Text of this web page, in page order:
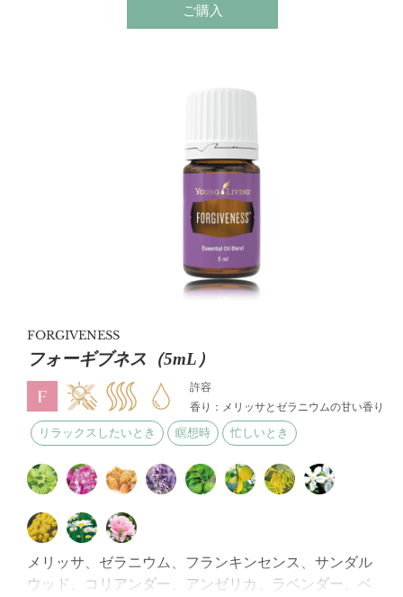
ご購入
FORGIVENESS
フォーギブネス（5mL）
許容
香り：メリッサとゼラニウムの甘い香り
リラックスしたいとき 瞑想時 忙しいとき
メリッサ、ゼラニウム、フランキンセンス、サンダル
ウッド、コリアンダー、アンゼリカ、ラベンダー、ベ